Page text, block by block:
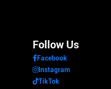
Follow Us
Facebook
Instagram
TikTok